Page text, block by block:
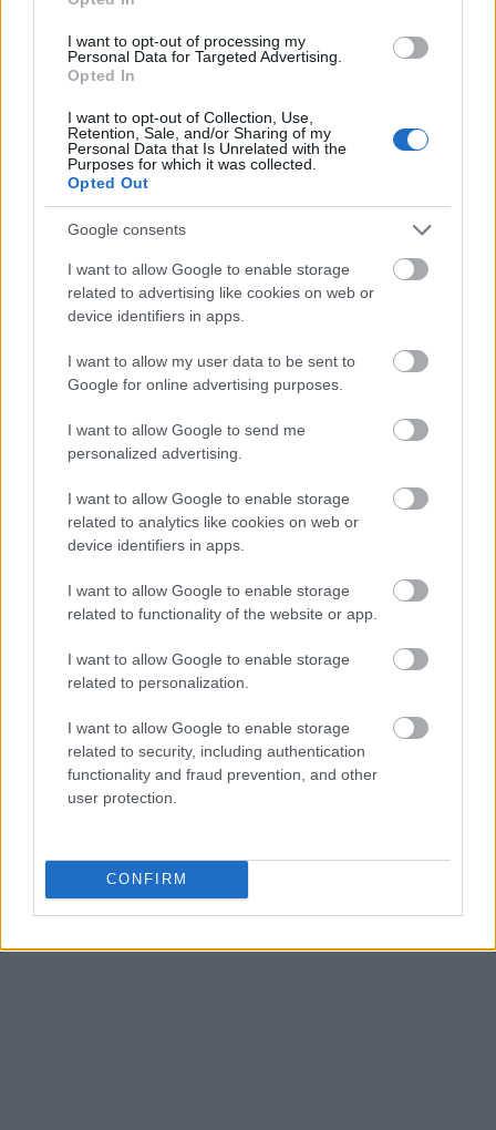
I want to opt-out of processing my
Personal Data for Targeted Advertising.
Opted In
I want to opt-out of Collection, Use,
Retention, Sale, and/or Sharing of my
Personal Data that Is Unrelated with the
Purposes for which it was collected.
Opted Out
Google consents
I want to allow Google to enable storage
related to advertising like cookies on web or
device identifiers in apps.
I want to allow my user data to be sent to
Google for online advertising purposes.
I want to allow Google to send me
personalized advertising.
I want to allow Google to enable storage
related to analytics like cookies on web or
device identifiers in apps.
I want to allow Google to enable storage
related to functionality of the website or app.
I want to allow Google to enable storage
related to personalization.
I want to allow Google to enable storage
related to security, including authentication
functionality and fraud prevention, and other
user protection.
CONFIRM
τα πιο δύσκολα. Ξέρουν ότι ο άλλος θα τους
ακούσει με σεβασμό, χωρίς να τους απορρίψει.
«Στείλε μου μήνυμα κάθε ώρα»
Η ανάγκη για συνεχή επικοινωνία δεν είναι αγάπη,
είναι ανασφάλεια. Τα ζευγάρια που εμπιστεύονται
πραγματικά ο ένας τον άλλον ξέρει να δίνει χώρο
και αυτό δυναμώνει τη σχέση.